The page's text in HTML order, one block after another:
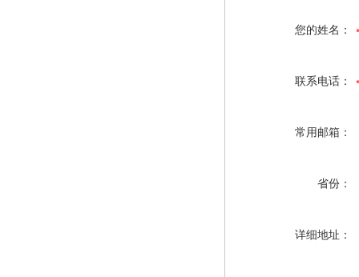
您的姓名：
联系电话：
常用邮箱：
省份：
详细地址：